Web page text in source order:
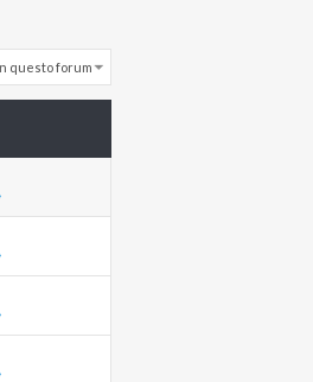
questo forum